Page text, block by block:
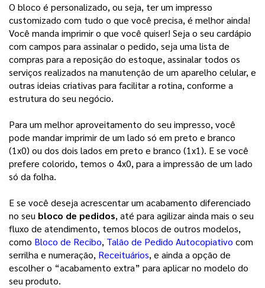
O bloco é personalizado, ou seja, ter um impresso
customizado com tudo o que você precisa, é melhor ainda!
Você manda imprimir o que você quiser! Seja o seu cardápio
com campos para assinalar o pedido, seja uma lista de
compras para a reposição do estoque, assinalar todos os
serviços realizados na manutenção de um aparelho celular, e
outras ideias criativas para facilitar a rotina, conforme a
estrutura do seu negócio.
Para um melhor aproveitamento do seu impresso, você
pode mandar imprimir de um lado só em preto e branco
(1x0) ou dos dois lados em preto e branco (1x1). E se você
prefere colorido, temos o 4x0, para a impressão de um lado
só da folha.
E se você deseja acrescentar um acabamento diferenciado
no seu bloco de pedidos, até para agilizar ainda mais o seu
fluxo de atendimento, temos blocos de outros modelos,
como Bloco de Recibo, Talão de Pedido Autocopiativo com
serrilha e numeração, Receituários, e ainda a opção de
escolher o “acabamento extra” para aplicar no modelo do
seu produto.